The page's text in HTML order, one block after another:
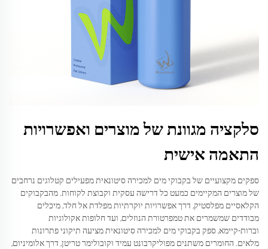
סלקציה מגוונת של מוצרים ואפשרויות
התאמה אישית
ספקים מקצועיים של בקבוקי מים למכירה סיטונאית מפעילים קטלוגים נרחבים
של מוצרים המקיימים כמעט כל דרישה עסקית וקבוצת לקוחות. מהבקבוקים
הקלאסיים מפלסטיק, דרך אפשרויות יוקרתיות מפלדת אל חלד, מיכלים
מבודדים שמשמרים את טמפרטורת הנוזלים, ועד חלופות אקולוגיות
וברות-קיימא, ספק בקבוקי מים למכירה סיטונאית מציעה תיקוני פתרונות
מלאים. החומרים משתנים מפוליקרבונט עמיד וקובולימר טריטן, דרך אלומיניום,